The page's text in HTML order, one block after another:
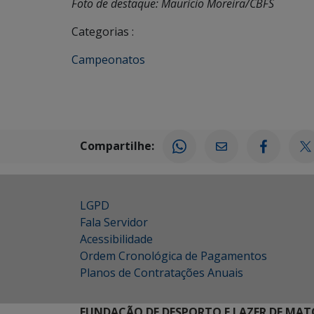
Foto de destaque: Maurício Moreira/CBFS
Categorias :
Campeonatos
Compartilhe:
LGPD
Fala Servidor
Acessibilidade
Ordem Cronológica de Pagamentos
Planos de Contratações Anuais